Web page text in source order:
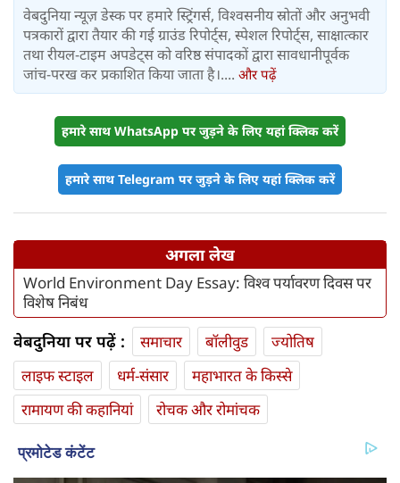
वेबदुनिया न्यूज़ डेस्क पर हमारे स्ट्रिंगर्स, विश्वसनीय स्रोतों और अनुभवी
पत्रकारों द्वारा तैयार की गई ग्राउंड रिपोर्ट्स, स्पेशल रिपोर्ट्स, साक्षात्कार
तथा रीयल-टाइम अपडेट्स को वरिष्ठ संपादकों द्वारा सावधानीपूर्वक
जांच-परख कर प्रकाशित किया जाता है।.... और पढ़ें
हमारे साथ WhatsApp पर जुड़ने के लिए यहां क्लिक करें
हमारे साथ Telegram पर जुड़ने के लिए यहां क्लिक करें
अगला लेख
World Environment Day Essay: विश्व पर्यावरण दिवस पर
विशेष निबंध
वेबदुनिया पर पढ़ें : समाचार बॉलीवुड
ज्योतिष
लाइफ स्‍टाइल
धर्म-संसार
महाभारत के किस्से
रामायण की कहानियां
रोचक और रोमांचक